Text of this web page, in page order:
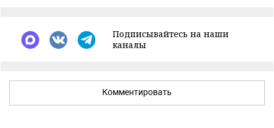
Подписывайтесь на наши
каналы
Комментировать